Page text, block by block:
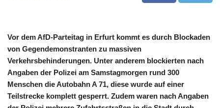
Vor dem AfD-Parteitag in Erfurt kommt es durch Blockaden
von Gegendemonstranten zu massiven
Verkehrsbehinderungen. Unter anderem blockierten nach
Angaben der Polizei am Samstagmorgen rund 300
Menschen die Autobahn A 71, diese wurde auf einer
Teilstrecke komplett gesperrt. Zudem waren nach Angaben